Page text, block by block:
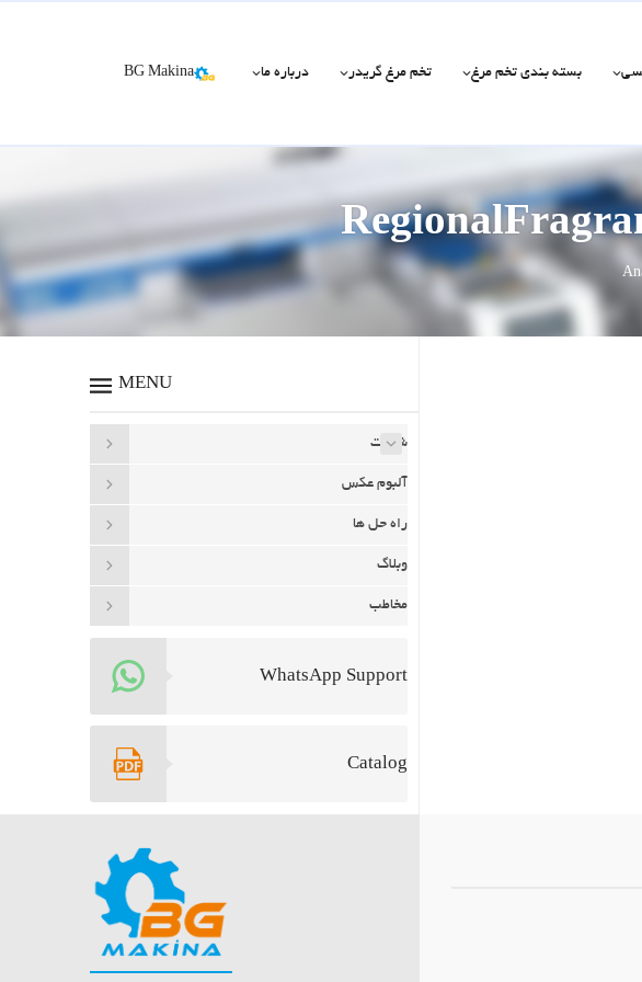
BG Makina درباره ما تخم مرغ گریدر بسته بندی تخم مرغ
MENU
شرکت
آلبوم عکس
راه حل ها
وبلاگ
مخاطب
WhatsApp Support
Catalog